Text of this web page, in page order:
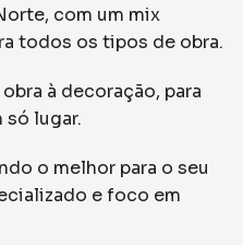
com um mix
todos os tipos de obra.
à decoração, para
lugar.
o melhor para o seu
e foco em